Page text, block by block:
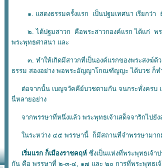
๑. แสดงธรรมครั้งแรก เป็นปฐมเทศนา เรียกว่า
๒. ได้ปฐมสาวก คือพระสาวกองค์แรก ได้แก่ พร
พระพุทธศาสนา และ
๓. ทําให้เกิดมีสาวกที่เป็นองค์แรกของพระสงฆ์ด้ว
ธรรม สองอย่าง พอพระอัญญาโกณฑัญญะ ได้บวช ก็ทํ
ต่อจากนั้น เบญจวัคคีย์บวชตามกัน จนกระทั่งครบ แ
นี่หลายอย่าง
จากพรรษาที่หนึ่งแล้ว พระพุทธเจ้าเสด็จจาริกไปยั
นระหว่าง ๔๕ พรรษานี้ ก็มีสถานที่จําพรรษามาก
เริ่มแรก ก็เมืองราชคฤห์ ซึ่งเป็นแห่งที่พระพุทธเจ้า
กัน คือ พรรษาที่ ๒-๓-๔, ๑๗ และ ๒๐ การที่พระพุทธเจ้